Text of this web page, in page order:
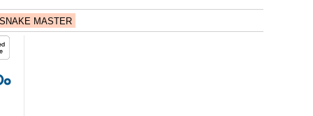
SNAKE MASTER